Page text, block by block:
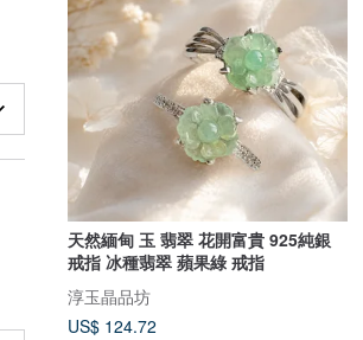
天然緬甸 玉 翡翠 花開富貴 925純銀
戒指 冰種翡翠 蘋果綠 戒指
淳玉晶品坊
US$ 124.72